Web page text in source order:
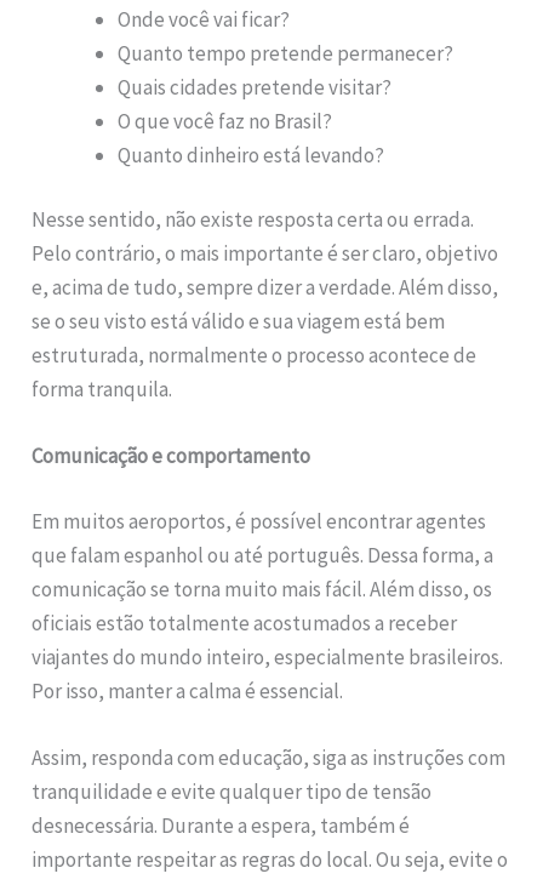
Onde você vai ficar?
Quanto tempo pretende permanecer?
Quais cidades pretende visitar?
O que você faz no Brasil?
Quanto dinheiro está levando?
Nesse sentido, não existe resposta certa ou errada.
Pelo contrário, o mais importante é ser claro, objetivo
e, acima de tudo, sempre dizer a verdade. Além disso,
se o seu visto está válido e sua viagem está bem
estruturada, normalmente o processo acontece de
forma tranquila.
Comunicação e comportamento
Em muitos aeroportos, é possível encontrar agentes
que falam espanhol ou até português. Dessa forma, a
comunicação se torna muito mais fácil. Além disso, os
oficiais estão totalmente acostumados a receber
viajantes do mundo inteiro, especialmente brasileiros.
Por isso, manter a calma é essencial.
Assim, responda com educação, siga as instruções com
tranquilidade e evite qualquer tipo de tensão
desnecessária. Durante a espera, também é
importante respeitar as regras do local. Ou seja, evite o